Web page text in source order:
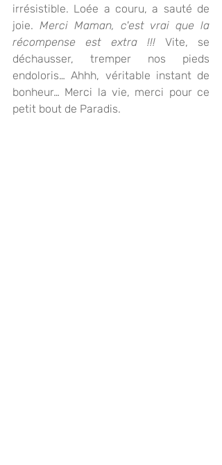
irrésistible. Loée a couru, a sauté de
joie. Merci Maman, c'est vrai que la
récompense est extra !!! Vite, se
déchausser, tremper nos pieds
endoloris… Ahhh, véritable instant de
bonheur… Merci la vie, merci pour ce
petit bout de Paradis.